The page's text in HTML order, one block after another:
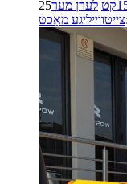
לערן מער
צייטווייליגע מאַכט